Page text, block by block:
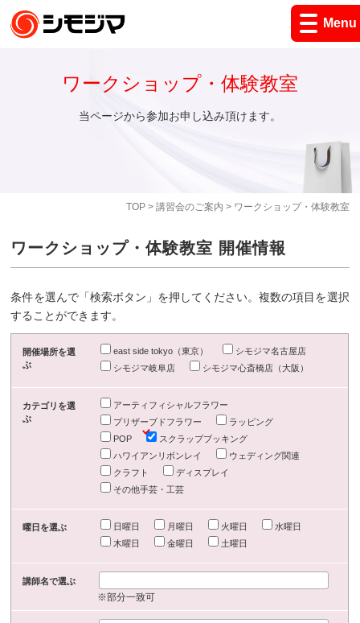
Menu
TOP> 講習会のご案内 > ワークショップ・体験教室
ワークショップ・体験教室
当ページから参加お申し込み頂けます。
ワークショップ・体験教室 開催情報
条件を選んで「検索ボタン」を押してください。複数の項目を選択
することができます。
開催場所を選
ぶ
east side tokyo（東京）
シモジマ名古屋店
シモジマ岐阜店
シモジマ心斎橋店（大阪）
カテゴリを選
ぶ
アーティフィシャルフラワー
プリザーブドフラワー
ラッピング
POP
スクラップブッキング
ハワイアンリボンレイ
ウェディング関連
クラフト
ディスプレイ
その他手芸・工芸
曜日を選ぶ 日曜日 月曜日 火曜日
水曜日
木曜日
金曜日 土曜日
講師名で選ぶ
※部分一致可